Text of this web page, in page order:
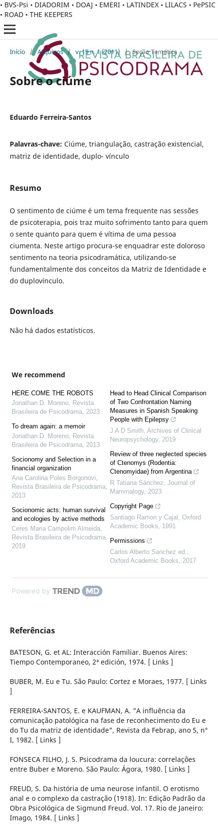
• BVS-Psi • DIADORIM • DOAJ • EMERI • LATINDEX • LILACS • PePSIC
• ROAD • THE KEEPERS
Início / Arquivos / v. 19 n. 1 (2011) / Seção Temática
Sobre o ciúme
Eduardo Ferreira-Santos
Palavras-chave: Ciúme, triangulação, castração existencial,
matriz de identidade, duplo- vínculo
Resumo
O sentimento de ciúme é um tema frequente nas sessões
de psicoterapia, pois traz muito sofrimento tanto para quem
o sente quanto para quem é vítima de uma pessoa
ciumenta. Neste artigo procura-se enquadrar este doloroso
sentimento na teoria psicodramática, utilizando-se
fundamentalmente dos conceitos da Matriz de Identidade e
do duplovínculo.
Downloads
Não há dados estatísticos.
We recommend
HERE COME THE ROBOTS
Jonathan D. Moreno, Revista
Brasileira de Psicodrama, 2023
To dream again: a memoir
Jonathan D. Moreno, Revista
Brasileira de Psicodrama, 2013
Socionomy and Selection in a
financial organization
Ana Carolina Poles Borgonovi,
Revista Brasileira de Psicodrama,
2013
Socionomic acts: human survival
and ecologies by active methods
Ceres Maria Campolim Almeida,
Revista Brasileira de Psicodrama,
2019
Head to Head Clinical Comparison
of Two Confrontation Naming
Measures in Spanish Speaking
People with Epilepsy
J A D Smith, Archives of Clinical
Neuropsychology, 2019
Review of three neglected species
of Ctenomys (Rodentia:
Ctenomyidae) from Argentina
R Tatiana Sánchez, Journal of
Mammalogy, 2023
Copyright Page
Santiago Ramon y Cajal , Oxford
Academic Books, 1991
Permissions
Carlos Alberto Sanchez ed.,
Oxford Academic Books, 2017
Powered by
Referências
BATESON, G. et AL: Interacción Familiar. Buenos Aires:
Tiempo Contemporaneo, 2ª edición, 1974. [ Links ]
BUBER, M. Eu e Tu. São Paulo: Cortez e Moraes, 1977. [ Links
]
FERREIRA-SANTOS, E. e KAUFMAN, A. "A influência da
comunicação patológica na fase de reconhecimento do Eu e
do Tu da matriz de identidade", Revista da Febrap, ano 5, n°
I, 1982. [ Links ]
FONSECA FILHO, J. S. Psicodrama da loucura: correlações
entre Buber e Moreno. São Paulo: Ágora, 1980. [ Links ]
FREUD, S. Da história de uma neurose infantil. O erotismo
anal e o complexo da castração (1918). In: Edição Padrão da
Obra Psicológica de Sigmund Freud. Vol. 17. Rio de Janeiro:
Imago, 1984. [ Links ]